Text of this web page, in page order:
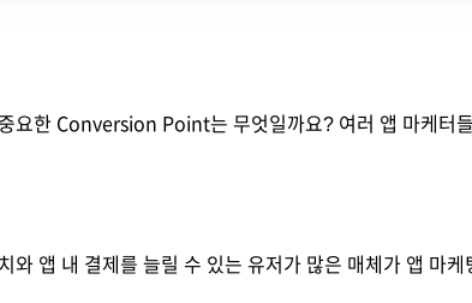
요한 Conversion Point는 무엇일까요? 여러 앱 마케
와 앱 내 결제를 늘릴 수 있는 유저가 많은 매체가 앱 마케